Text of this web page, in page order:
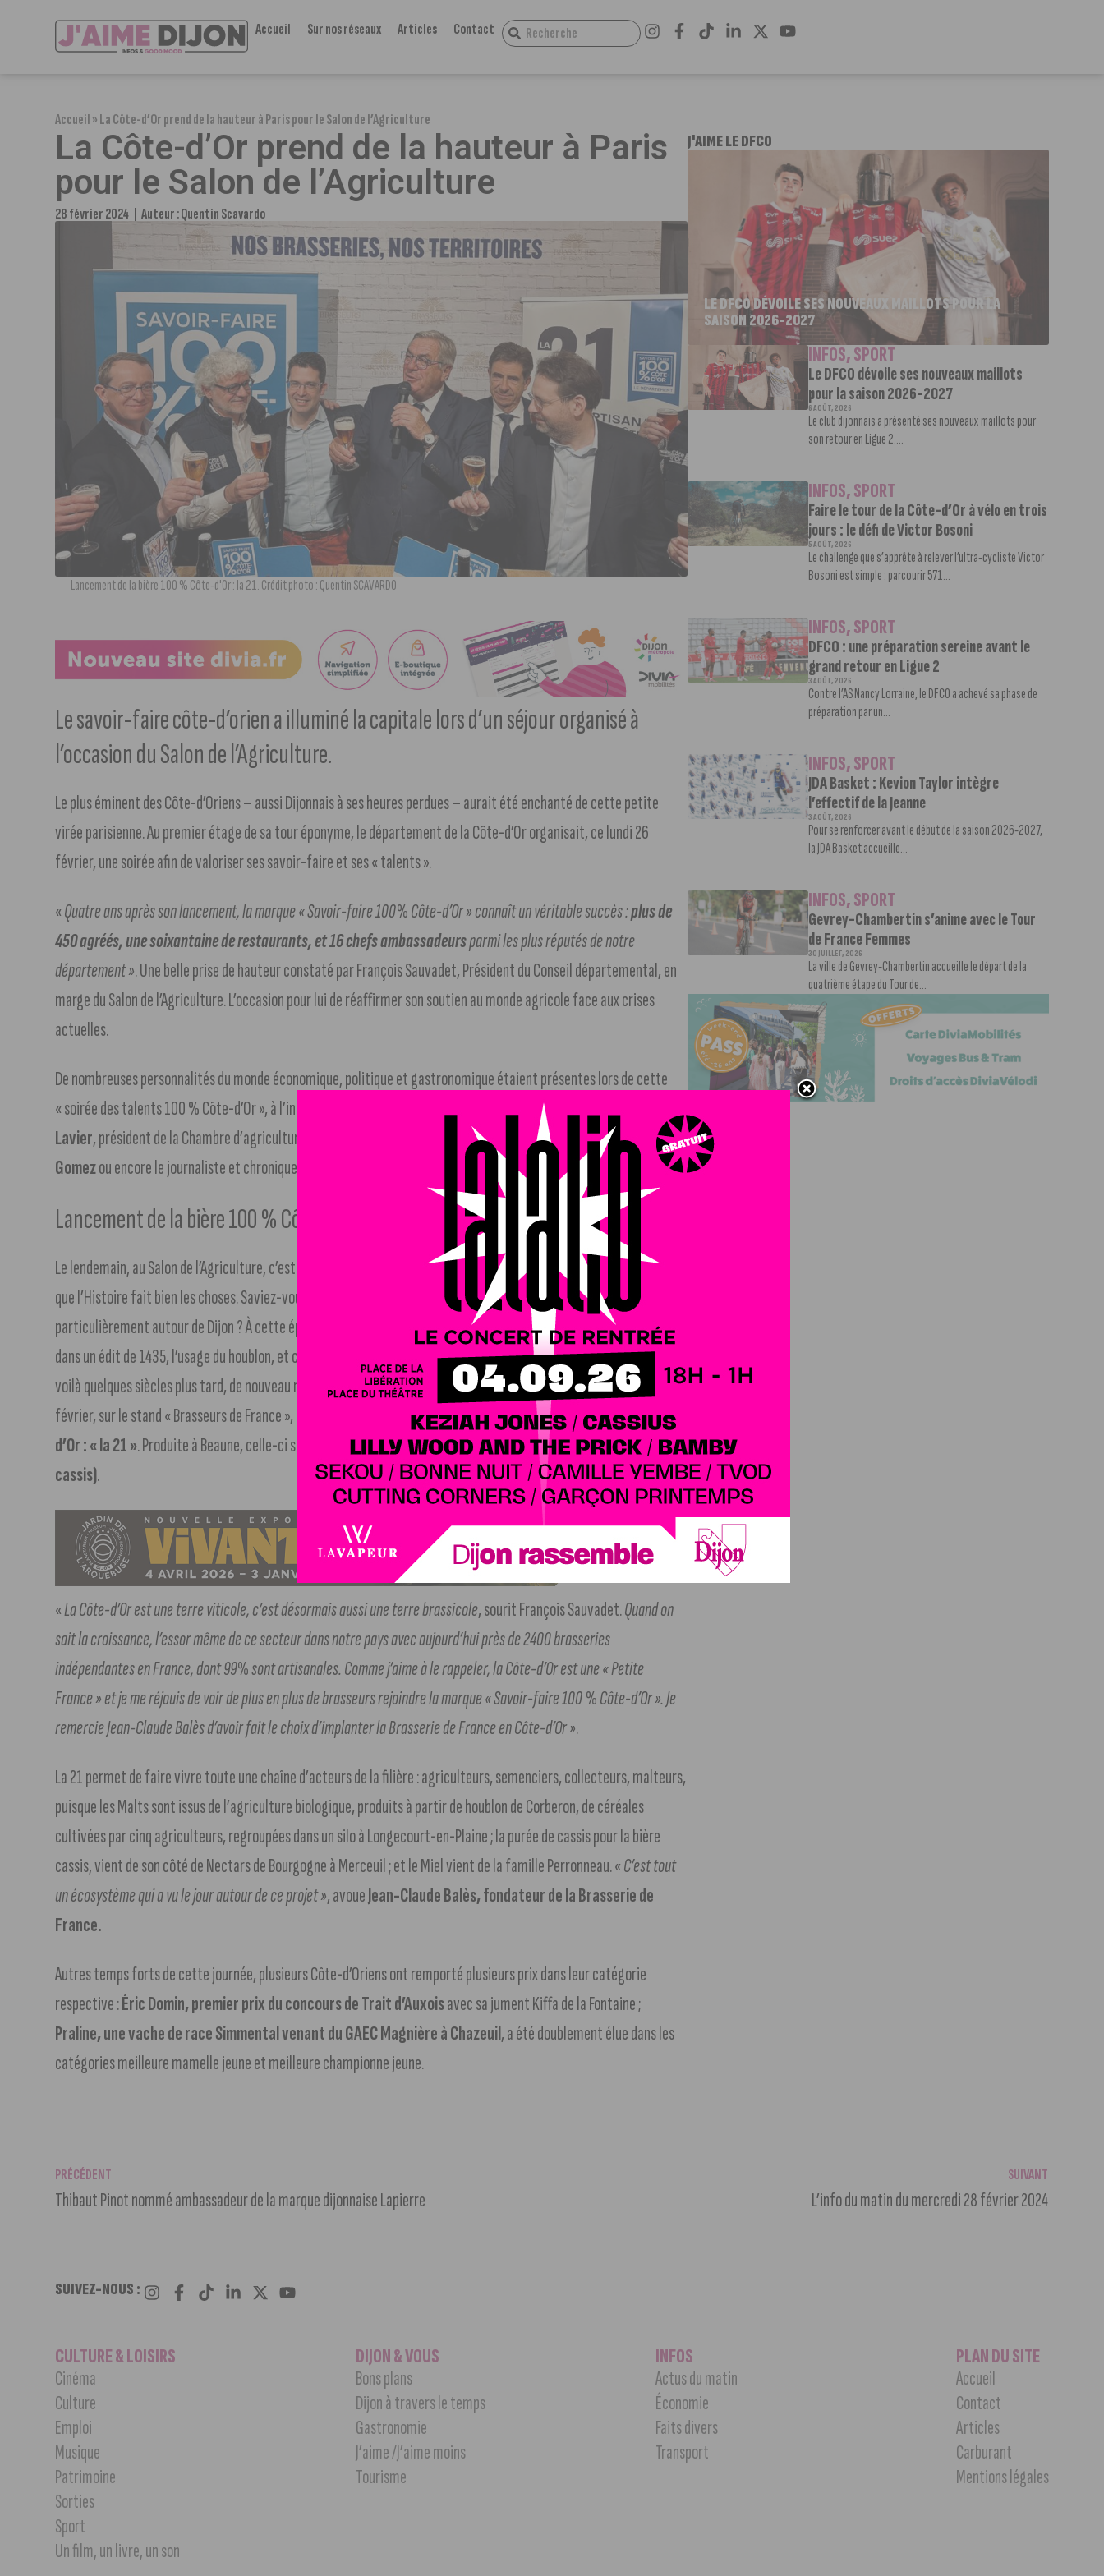
Accueil Sur nos réseaux Articles Contact
Accueil»La Côte-d’Or prend de la hauteur à Paris pour le Salon de l’Agriculture
La Côte-d’Or prend de la hauteur à Paris
pour le Salon de l’Agriculture
28 février 2024 Auteur :Quentin Scavardo
Lancement de la bière 100 % Côte-d'Or : la 21. Crédit photo : Quentin SCAVARDO
Le savoir-faire côte-d’orien a illuminé la capitale lors d’un séjour organisé à
l’occasion du Salon de l’Agriculture.
Le plus éminent des Côte-d’Oriens – aussi Dijonnais à ses heures perdues – aurait été enchanté de cette petite
virée parisienne. Au premier étage de sa tour éponyme, le département de la Côte-d’Or organisait, ce lundi 26
février, une soirée afin de valoriser ses savoir-faire et ses « talents ».
«Quatre ans après son lancement, la marque « Savoir-faire 100% Côte-d’Or » connaît un véritable succès :plus de
450 agréés, une soixantaine de restaurants, et 16 chefs ambassadeursparmi les plus réputés de notre
département ». Une belle prise de hauteur constaté par François Sauvadet, Président du Conseil départemental, en
marge du Salon de l’Agriculture. L’occasion pour lui de réaffirmer son soutien au monde agricole face aux crises
actuelles.
De nombreuses personnalités du monde économique, politique et gastronomique étaient présentes lors de cette
« soirée des talents 100 % Côte-d’Or », à l’instar de
, directeur du Tour de France,
Lavier, président de la Chambre d’agriculture, , président de la Chambre des Métiers, le chefGuillaume
Gomezou encore le journaliste et chroniqueur
Lancement de la bière 100 % Côte-d’Or : « la 21 »
Le lendemain, au Salon de l’Agriculture, c’est d’abord la filière brassicole qui a été mise à l’honneur. On dit souvent
que l’Histoire fait bien les choses. Saviez-vous qu’au XVe siècle, la bière connut un véritable âge d’or en Europe,
particulièrement autour de Dijon ? À cette époque, Jean Sans Peur, duc de Bourgogne, ira même jusqu’à imposer,
dans un édit de 1435, l’usage du houblon, et créera, aux côtés de l’Ordre de la Toison d’Or, un Ordre du Houblon ! Le
voilà quelques siècles plus tard, de nouveau recomposé grâce à la Brasserie de France de Beaune. Ce mardi 27
février, sur le stand « Brasseurs de France », le département a officiellement lancéla première bière 100 % Côte-
d’Or : « la 21 ». Produite à Beaune, celle-ci se décline enquatre recettes différentes (blonde, ambrée, triple,
cassis).
«La Côte-d’Or est une terre viticole, c’est désormais aussi une terre brassicole, sourit François Sauvadet.Quand on
sait la croissance, l’essor même de ce secteur dans notre pays avec aujourd’hui près de 2400 brasseries
indépendantes en France, dont 99% sont artisanales. Comme j’aime à le rappeler, la Côte-d’Or est une « Petite
France » et je me réjouis de voir de plus en plus de brasseurs rejoindre la marque « Savoir-faire 100 % Côte-d’Or ». Je
remercie Jean-Claude Balès d’avoir fait le choix d’implanter la Brasserie de France en Côte-d’Or ».
La 21 permet de faire vivre toute une chaîne d’acteurs de la filière : agriculteurs, semenciers, collecteurs, malteurs,
puisque les Malts sont issus de l’agriculture biologique, produits à partir de houblon de Corberon, de céréales
cultivées par cinq agriculteurs, regroupées dans un silo à Longecourt-en-Plaine ; la purée de cassis pour la bière
cassis, vient de son côté de Nectars de Bourgogne à Merceuil ; et le Miel vient de la famille Perronneau. «C’est tout
un écosystème qui a vu le jour autour de ce projet », avoueJean-Claude Balès, fondateur de la Brasserie de
France.
Autres temps forts de cette journée, plusieurs Côte-d’Oriens ont remporté plusieurs prix dans leur catégorie
respective :Éric Domin, premier prix du concours de Trait d’Auxoisavec sa jument Kiffa de la Fontaine ;
Praline, une vache de race Simmental venant du GAEC Magnière à Chazeuil, a été doublement élue dans les
catégories meilleure mamelle jeune et meilleure championne jeune.
J'AIME LE DFCO
LE DFCO DÉVOILE SES NOUVEAUX MAILLOTS POUR LA
SAISON 2026-2027
INFOS,SPORT
Le DFCO dévoile ses nouveaux maillots
pour la saison 2026-2027
6 AOÛT, 2026
Le club dijonnais a présenté ses nouveaux maillots pour
son retour en Ligue 2....
INFOS,SPORT
Faire le tour de la Côte-d’Or à vélo en trois
jours : le défi de Victor Bosoni
5 AOÛT, 2026
Le challenge que s’apprête à relever l’ultra-cycliste Victor
Bosoni est simple : parcourir 571...
INFOS,SPORT
DFCO : une préparation sereine avant le
grand retour en Ligue 2
3 AOÛT, 2026
Contre l’AS Nancy Lorraine, le DFCO a achevé sa phase de
préparation par un...
INFOS,SPORT
JDA Basket : Kevion Taylor intègre
l’effectif de la Jeanne
3 AOÛT, 2026
Pour se renforcer avant le début de la saison 2026-2027,
la JDA Basket accueille...
INFOS,SPORT
Gevrey-Chambertin s’anime avec le Tour
de France Femmes
30 JUILLET, 2026
La ville de Gevrey-Chambertin accueille le départ de la
quatrième étape du Tour de...
PRÉCÉDENT
Thibaut Pinot nommé ambassadeur de la marque dijonnaise Lapierre
SUIVANT
L’info du matin du mercredi 28 février 2024
SUIVEZ-NOUS :
CULTURE & LOISIRS
Cinéma
Culture
Emploi
Musique
Patrimoine
Sorties
Sport
Un film, un livre, un son
DIJON & VOUS
Bons plans
Dijon à travers le temps
Gastronomie
J’aime /J’aime moins
Tourisme
INFOS
Actus du matin
Économie
Faits divers
Transport
PLAN DU SITE
Accueil
Contact
Articles
Carburant
Mentions légales